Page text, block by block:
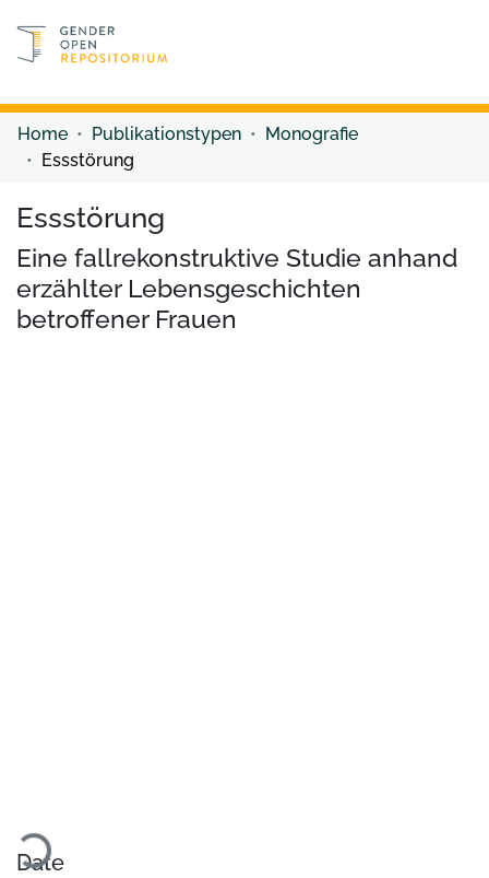
Discover content
Home Publikationstypen
Monografie
Essstörung
Essstörung
Eine fallrekonstruktive Studie anhand
erzählter Lebensgeschichten
betroffener Frauen
Date